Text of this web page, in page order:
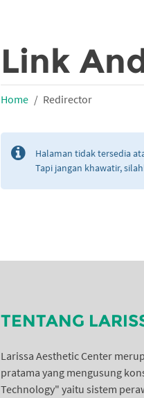
Link
Home Redirector
Halaman tidak tersedia
Tapi jangan khawatir,
TENTANG
Larissa Aesthetic Center
pratama yang mengusung
Technology" yaitu sistem